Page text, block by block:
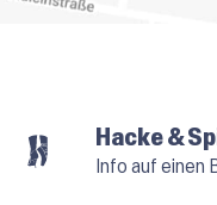
Hacke &
Info auf einen